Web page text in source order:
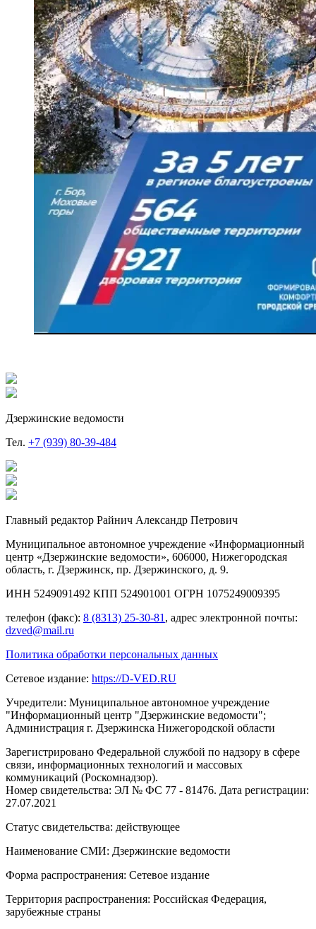
Дзержинские ведомости
Тел. +7 (939) 80-39-484
Главный редактор Райнич Александр Петрович
Муниципальное автономное учреждение «Информационный
центр «Дзержинские ведомости», 606000, Нижегородская
область, г. Дзержинск, пр. Дзержинского, д. 9.
ИНН 5249091492 КПП 524901001 ОГРН 1075249009395
телефон (факс): 8 (8313) 25-30-81 , адрес электронной почты:
dzved@mail.ru
Политика обработки персональных данных
Сетевое издание: https://D-VED.RU
Учредители: Муниципальное автономное учреждение
"Информационный центр "Дзержинские ведомости";
Администрация г. Дзержинска Нижегородской области
Зарегистрировано Федеральной службой по надзору в сфере
связи, информационных технологий и массовых
коммуникаций (Роскомнадзор).
Номер свидетельства: ЭЛ № ФС 77 - 81476. Дата регистрации:
27.07.2021
Статус свидетельства: действующее
Наименование СМИ: Дзержинские ведомости
Форма распространения: Сетевое издание
Территория распространения: Российская Федерация,
зарубежные страны